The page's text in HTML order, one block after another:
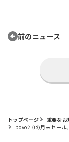
前のニュース
トップページ
重要な
povo2.0の月末セール